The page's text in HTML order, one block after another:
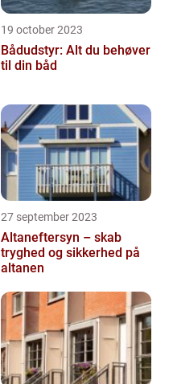
19 october 2023
Bådudstyr: Alt du behøver
til din båd
27 september 2023
Altaneftersyn – skab
tryghed og sikkerhed på
altanen